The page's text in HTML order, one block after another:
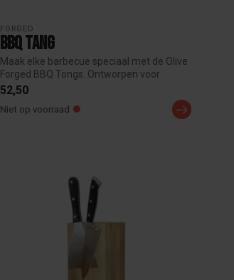
FORGED
BBQ tang
Maak elke barbecue speciaal met de Olive
Forged BBQ Tongs. Ontworpen voor
precis...
52,50
Niet op voorraad